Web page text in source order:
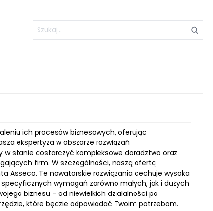
ich procesów biznesowych, oferując
ekspertyza w obszarze rozwiązań
stanie dostarczyć kompleksowe doradztwo oraz
firm. W szczególności, naszą ofertą
Asseco. Te nowatorskie rozwiązania cechuje wysoka
wymagań zarówno małych, jak i dużych
biznesu – od niewielkich działalności po
które będzie odpowiadać Twoim potrzebom.